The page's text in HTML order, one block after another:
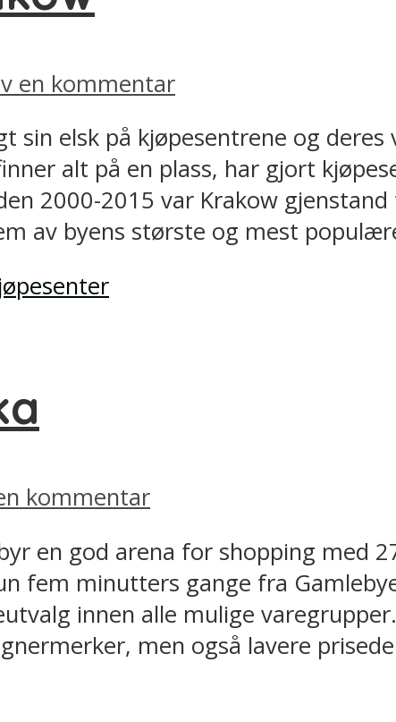
en kommentar
sin elsk på kjøpesentrene og
alt på en plass, har gjort
2000-2015 var Krakow
av byens største og mest
kommentar
en god arena for shopping med
fem minutters gange fra
innen alle mulige
men også lavere